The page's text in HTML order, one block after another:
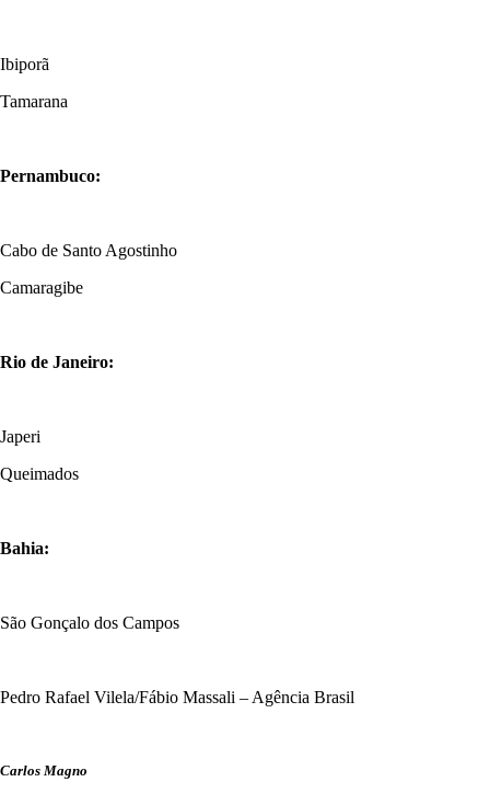
Ibiporã
Tamarana
Pernambuco:
Cabo de Santo Agostinho
Camaragibe
Rio de Janeiro:
Japeri
Queimados
Bahia:
São Gonçalo dos Campos
Pedro Rafael Vilela/Fábio Massali – Agência Brasil
Carlos Magno